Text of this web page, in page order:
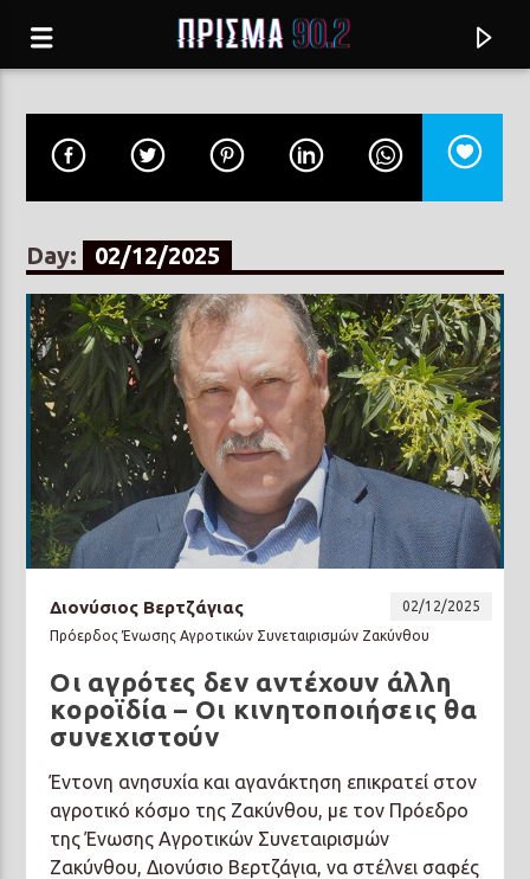
Current track
Σύνδεση με RealFm
Prisma Radio 90,2
Day: 02/12/2025
Διονύσιος Βερτζάγιας
02/12/2025
Πρόερδος Ένωσης Αγροτικών Συνεταιρισμών Ζακύνθου
Οι αγρότες δεν αντέχουν άλλη
κοροϊδία – Οι κινητοποιήσεις θα
συνεχιστούν
Έντονη ανησυχία και αγανάκτηση επικρατεί στον
αγροτικό κόσμο της Ζακύνθου, με τον Πρόεδρο
της Ένωσης Αγροτικών Συνεταιρισμών
Ζακύνθου, Διονύσιο Βερτζάγια, να στέλνει σαφές